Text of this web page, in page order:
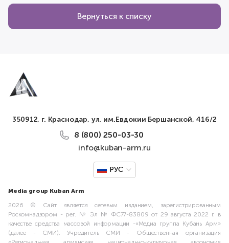
Вернуться к списку
350912, г. Краснодар, ул. им.Евдокии Бершанской, 416/2
8 (800) 250-03-30
info@kuban-arm.ru
РУС
Media group Kuban Arm
2026 © Сайт является сетевым изданием, зарегистрированным
Роскомнадзором - рег. № Эл № ФС77-83809 от 29 августа 2022 г. в
качестве средства массовой информации -«Медиа группа Кубань Арм»
(далее - СМИ). Учредитель СМИ - Общественная организация